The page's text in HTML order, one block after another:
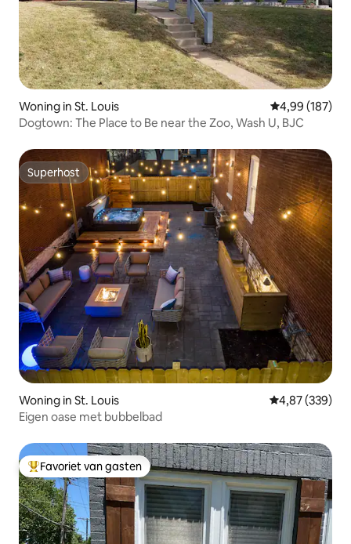
Woning in St. Louis Gemiddelde
4,99 (187)
Dogtown: The Place to Be near the Zoo, Wash U, BJC
Superhost
Superhost
Woning in St. Louis Gemiddelde
4,87 (339)
Eigen oase met bubbelbad
Topfavoriet van gasten
Favoriet van gasten